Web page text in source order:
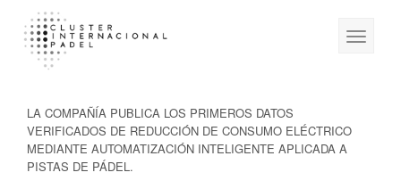
LA COMPAÑÍA PUBLICA LOS PRIMEROS DATOS
VERIFICADOS DE REDUCCIÓN DE CONSUMO ELÉCTRICO
MEDIANTE AUTOMATIZACIÓN INTELIGENTE APLICADA A
PISTAS DE PÁDEL.